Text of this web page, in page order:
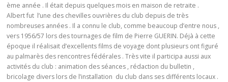
ème année . Il était depuis quelques mois en maison de retraite .
Albert fut l’une des chevilles ouvrières du club depuis de très
nombreuses années . Il a connu le club, comme beaucoup d’entre nous ,
vers 1956/57 lors des tournages de film de Pierre GUERIN. Déjà à cette
époque il réalisait d’excellents films de voyage dont plusieurs ont figuré
au palmarès des rencontres fédérales . Très vite il participa aussi aux
activités du club : animation des séances , rédaction du bulletin ,
bricolage divers lors de l’installation du club dans ses différents locaux .